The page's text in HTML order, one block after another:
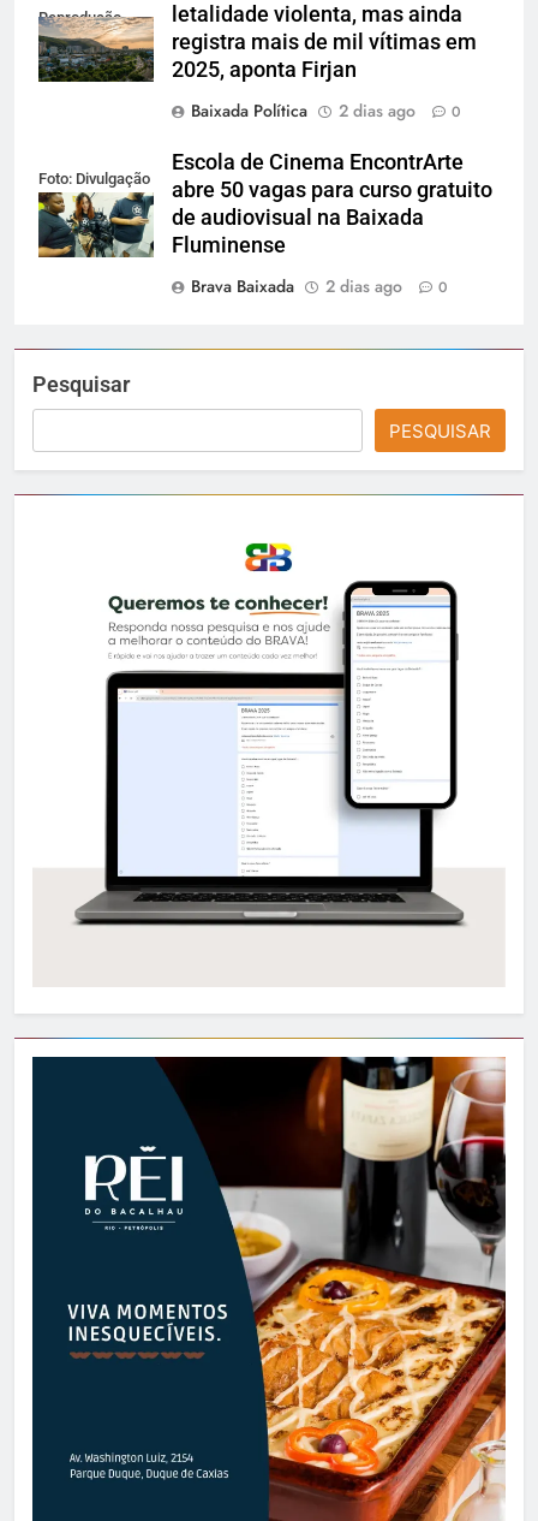
Reprodução
letalidade violenta, mas ainda
registra mais de mil vítimas em
2025, aponta Firjan
Baixada Política
2 dias ago 0
Foto: Divulgação
Escola de Cinema EncontrArte
abre 50 vagas para curso gratuito
de audiovisual na Baixada
Fluminense
Brava Baixada
2 dias ago 0
Pesquisar
PESQUISAR